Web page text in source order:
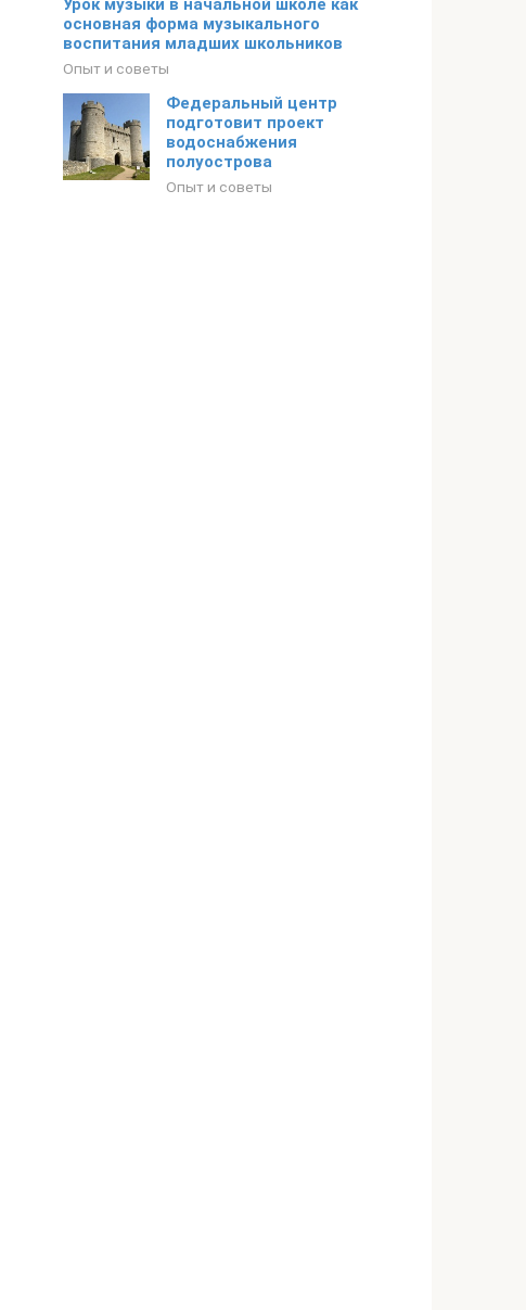
Урок музыки в начальной школе как
основная форма музыкального
воспитания младших школьников
Опыт и советы
Федеральный центр
подготовит проект
водоснабжения
полуострова
Опыт и советы